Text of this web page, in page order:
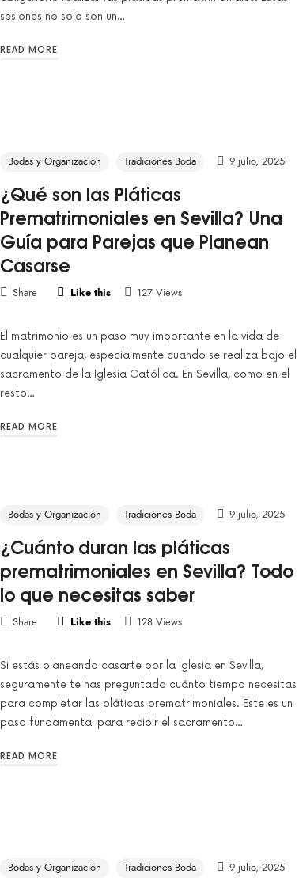
sesiones no solo son un…
READ MORE
Bodas y Organización Tradiciones Boda 9 julio, 2025
¿Qué son las Pláticas
Prematrimoniales en Sevilla? Una
Guía para Parejas que Planean
Casarse
Share Like this 127 Views
El matrimonio es un paso muy importante en la vida de
cualquier pareja, especialmente cuando se realiza bajo el
sacramento de la Iglesia Católica. En Sevilla, como en el
resto…
READ MORE
Bodas y Organización Tradiciones Boda 9 julio, 2025
¿Cuánto duran las pláticas
prematrimoniales en Sevilla? Todo
lo que necesitas saber
Share Like this 128 Views
Si estás planeando casarte por la Iglesia en Sevilla,
seguramente te has preguntado cuánto tiempo necesitas
para completar las pláticas prematrimoniales. Este es un
paso fundamental para recibir el sacramento…
READ MORE
Bodas y Organización Tradiciones Boda 9 julio, 2025